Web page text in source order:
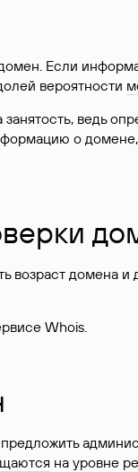
Если
вероятности
ведь
о
домена и
Whois.
на уровне